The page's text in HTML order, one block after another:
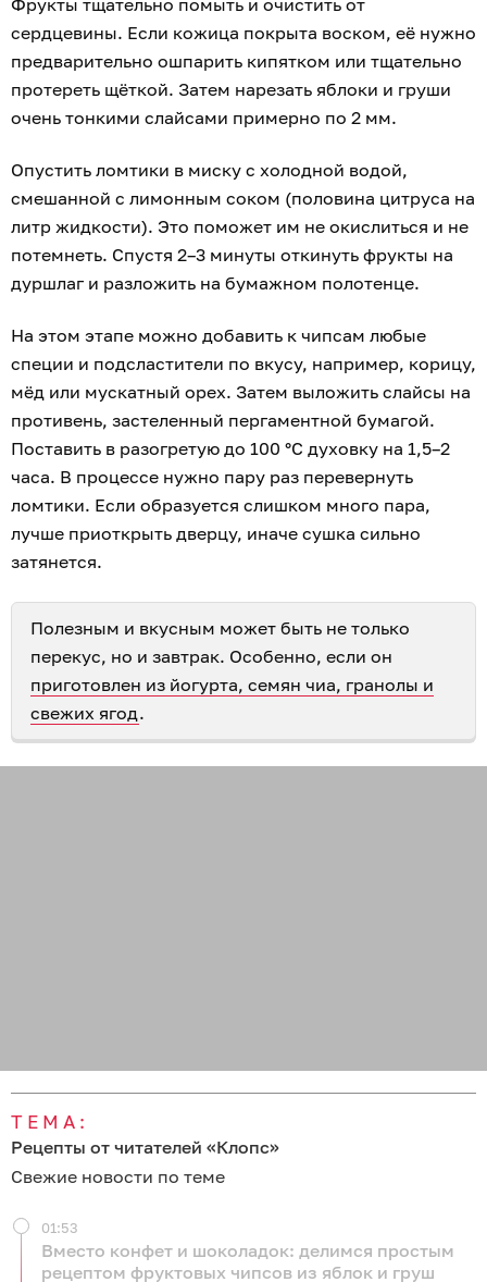
Фрукты тщательно помыть и очистить от
сердцевины. Если кожица покрыта воском, её нужно
предварительно ошпарить кипятком или тщательно
протереть щёткой. Затем нарезать яблоки и груши
очень тонкими слайсами примерно по 2 мм.
Опустить ломтики в миску с холодной водой,
смешанной с лимонным соком (половина цитруса на
литр жидкости). Это поможет им не окислиться и не
потемнеть. Спустя 2–3 минуты откинуть фрукты на
дуршлаг и разложить на бумажном полотенце.
На этом этапе можно добавить к чипсам любые
специи и подсластители по вкусу, например, корицу,
мёд или мускатный орех. Затем выложить слайсы на
противень, застеленный пергаментной бумагой.
Поставить в разогретую до 100 °С духовку на 1,5–2
часа. В процессе нужно пару раз перевернуть
ломтики. Если образуется слишком много пара,
лучше приоткрыть дверцу, иначе сушка сильно
затянется.
Полезным и вкусным может быть не только
перекус, но и завтрак. Особенно, если он
приготовлен из йогурта, семян чиа, гранолы и
свежих ягод.
ТЕМА:
Рецепты от читателей «Клопс»
Свежие новости по теме
Вместо конфет и шоколадок: делимся простым
рецептом фруктовых чипсов из яблок и груш
01:53